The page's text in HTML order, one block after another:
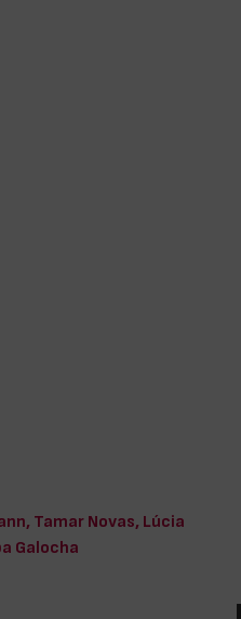
Tamar Novas, Lúcia
Galocha